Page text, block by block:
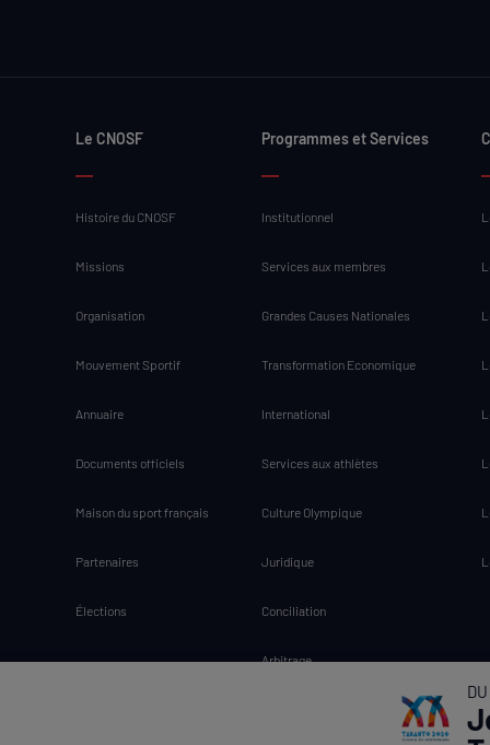
Le CNOSF
Histoire du CNOSF
Missions
Organisation
Mouvement Sportif
Annuaire
Documents officiels
Maison du sport français
Partenaires
Élections
Programmes et Services
Institutionnel
Services aux membres
Grandes Causes Nationales
Transformation Economique
International
Services aux athlètes
Culture Olympique
Juridique
Conciliation
Arbitrage